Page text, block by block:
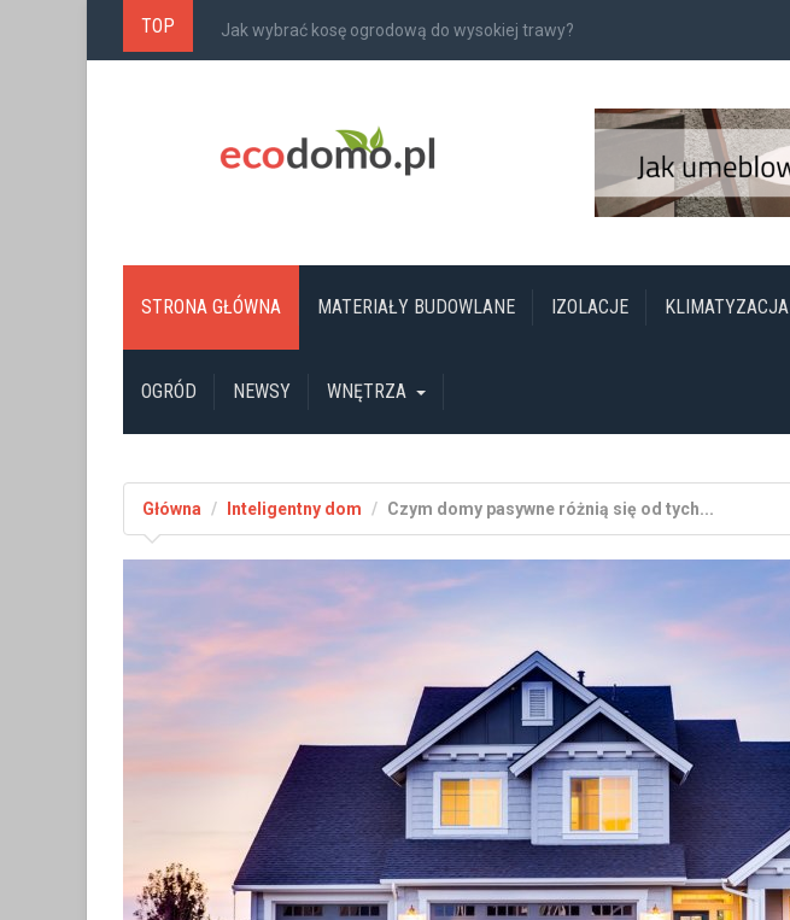
TOP Jak wybrać kosę ogrodową do wysokiej trawy?
STRONA GŁÓWNA MATERIAŁY BUDOWLANE IZOLACJE KLIMATYZACJA
OGRÓD NEWSY WNĘTRZA
Główna Inteligentny dom Czym domy pasywne różnią się od tych...